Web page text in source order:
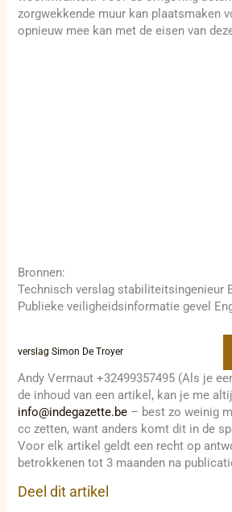
zorgwekkende muur kan plaatsmaken
opnieuw mee kan met de eisen van
Bronnen:
Technisch verslag stabiliteitsingenieur
Publieke veiligheidsinformatie gevel
verslag Simon De Troyer
Andy Vermaut +32499357495 (Als je
de inhoud van een artikel, kan je me
info@indegazette.be – best zo weinig
cc zetten, want anders komt dit in de
Voor elk artikel geldt een recht op
betrokkenen tot 3 maanden na
Deel dit artikel